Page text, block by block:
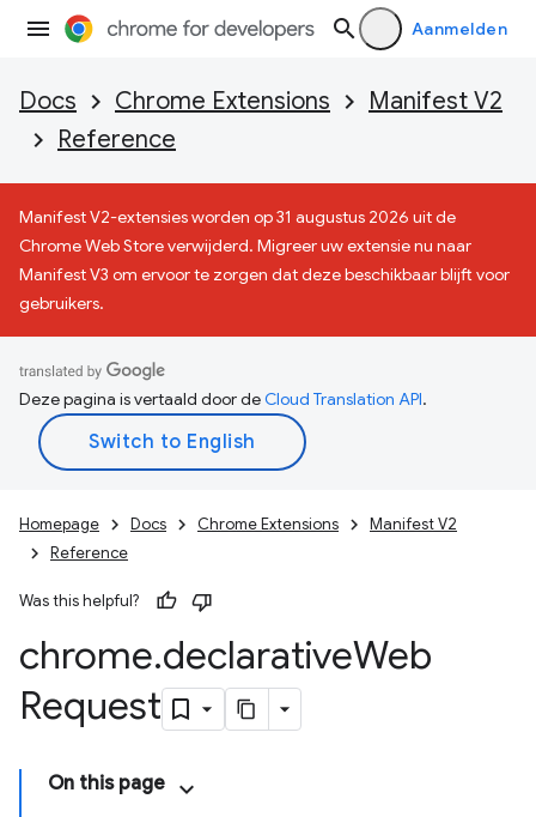
Aanmelden
Docs Chrome Extensions
Manifest V2
Reference
Manifest V2-extensies worden op 31 augustus 2026 uit de
Chrome Web Store verwijderd. Migreer uw extensie nu naar
Manifest V3 om ervoor te zorgen dat deze beschikbaar blijft voor
gebruikers.
Deze pagina is vertaald door deCloud Translation API.
Homepage Docs Chrome Extensions
Manifest V2
Reference
Was this helpful?
chrome.declarativeWeb
Request
On this page